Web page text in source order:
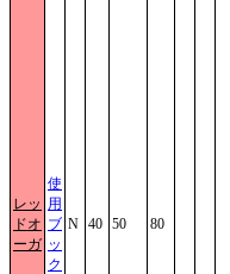
レッ
ドオ
ーガ
使
用
ブ
ッ
ク
N 40 50 80